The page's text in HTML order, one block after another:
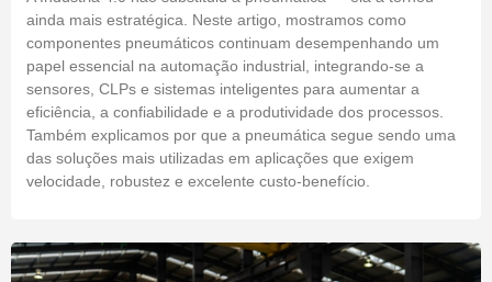
ainda mais estratégica. Neste artigo, mostramos como
componentes pneumáticos continuam desempenhando um
papel essencial na automação industrial, integrando-se a
sensores, CLPs e sistemas inteligentes para aumentar a
eficiência, a confiabilidade e a produtividade dos processos.
Também explicamos por que a pneumática segue sendo uma
das soluções mais utilizadas em aplicações que exigem
velocidade, robustez e excelente custo-benefício.